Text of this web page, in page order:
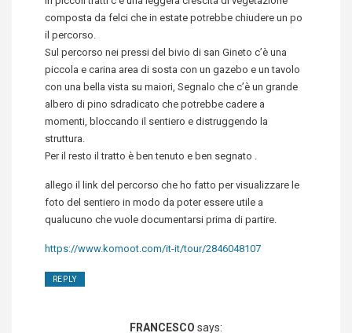
composta da felci che in estate potrebbe chiudere un po
il percorso.
Sul percorso nei pressi del bivio di san Gineto c’è una
piccola e carina area di sosta con un gazebo e un tavolo
con una bella vista su maiori, Segnalo che c’è un grande
albero di pino sdradicato che potrebbe cadere a
momenti, bloccando il sentiero e distruggendo la
struttura.
Per il resto il tratto è ben tenuto e ben segnato .
allego il link del percorso che ho fatto per visualizzare le
foto del sentiero in modo da poter essere utile a
qualucuno che vuole documentarsi prima di partire.
https://www.komoot.com/it-it/tour/2846048107
REPLY
FRANCESCO says: